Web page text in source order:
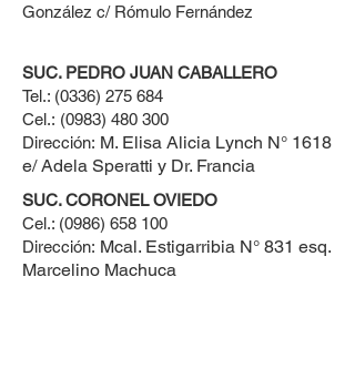
González c/ Rómulo Fernández
SUC. PEDRO JUAN CABALLERO
Tel.: (0336) 275 684
Cel.: (0983) 480 300
Dirección: M. Elisa Alicia Lynch N° 1618
e/ Adela Speratti y Dr. Francia
SUC. CORONEL OVIEDO
Cel.: (0986) 658 100
Dirección: Mcal. Estigarribia N° 831 esq.
Marcelino Machuca